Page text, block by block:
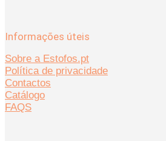
Informações úteis
Sobre a Estofos.pt
Política de privacidade
Contactos
Catálogo
FAQS